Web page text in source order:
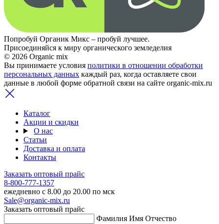
Попробуй Органик Микс – пробуй лучшее.
Присоединяйся к миру органического земледелия
© 2026 Organic mix
Вы принимаете условия политики в отношении обработки
персональных данных каждый раз, когда оставляете свои
данные в любой форме обратной связи на сайте organic-mix.ru
Каталог
Акции и скидки
О нас
Статьи
Доставка и оплата
Контакты
Заказать оптовый прайс
8-800-777-1357
ежедневно с 8.00 до 20.00 по мск
Sale@organic-mix.ru
Заказать оптовый прайс
Фамилия Имя Отчество